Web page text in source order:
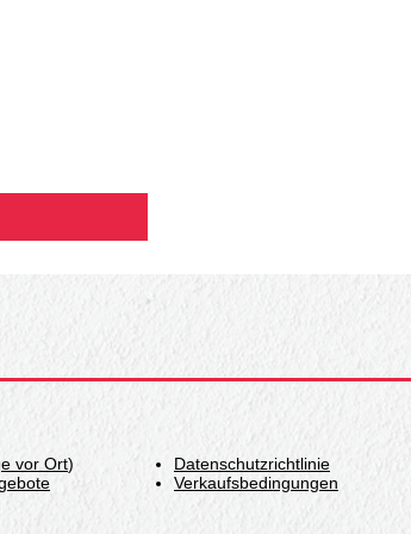
vor Ort)
Datenschutzrichtlinie
Verkaufsbedingungen